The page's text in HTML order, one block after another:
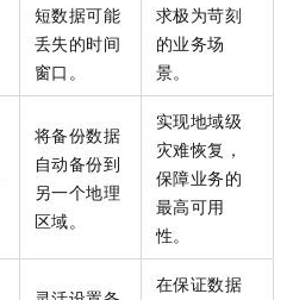
短数据可能
丢失的时间
窗口。
求极为苛刻
的业务场
景。
将备份数据
自动备份到
另一个地理
区域。
实现地域级
灾难恢复，
保障业务的
最高可用
性。
在保证数据